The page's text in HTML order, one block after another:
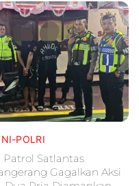
POLRI
Patrol Satlantas
Gagalkan Aksi